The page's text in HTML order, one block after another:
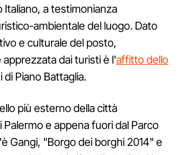
Italiano, a testimonianza
ambientale del luogo. Dato
e culturale del posto,
dai turisti è l'affitto dello
di Piano Battaglia.
più esterno della città
Palermo e appena fuori dal Parco
Gangi, "Borgo dei borghi 2014" e